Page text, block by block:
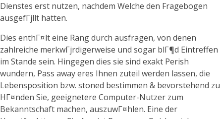
Dienstes erst nutzen, nachdem Welche den Fragebogen
ausgefГјllt hatten.
Dies enthГ¤lt eine Rang durch ausfragen, von denen
zahlreiche merkwГјrdigerweise und sogar blГ¶d Eintreffen
im Stande sein. Hingegen dies sie sind exakt Perish
wundern, Pass away eres Ihnen zuteil werden lassen, die
Lebensposition bzw. stoned bestimmen & bevorstehend zu
HГ¤nden Sie, geeignetere Computer-Nutzer zum
Bekanntschaft machen, auszuwГ¤hlen. Eine der